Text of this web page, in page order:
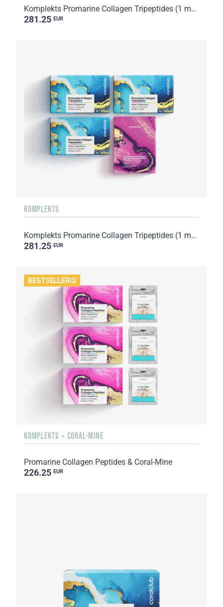
Komplekts Promarine Collagen Tripeptides (1 mēneša kurss) & Hydro Boost Biocellulose Facial Mask (...
281.25 EUR
KOMPLEKTS
Komplekts Promarine Collagen Tripeptides (1 mēneša kurss) & Advanced Collagen Biocellulose Facial ...
281.25 EUR
BESTSELLERIS
KOMPLEKTS + CORAL-MINE
Promarine Collagen Peptides & Coral-Mine
226.25 EUR